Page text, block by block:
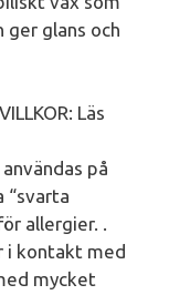
glans och
Läs
på
“svarta
allergier. .
i kontakt med
mycket